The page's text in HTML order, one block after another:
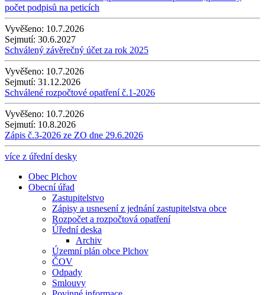
počet podpisů na peticích
Vyvěšeno: 10.7.2026
Sejmutí: 30.6.2027
Schválený závěrečný účet za rok 2025
Vyvěšeno: 10.7.2026
Sejmutí: 31.12.2026
Schválené rozpočtové opatření č.1-2026
Vyvěšeno: 10.7.2026
Sejmutí: 10.8.2026
Zápis č.3-2026 ze ZO dne 29.6.2026
více z úřední desky
Obec Plchov
Obecní úřad
Zastupitelstvo
Zápisy a usnesení z jednání zastupitelstva obce
Rozpočet a rozpočtová opatření
Úřední deska
Archiv
Územní plán obce Plchov
ČOV
Odpady
Smlouvy